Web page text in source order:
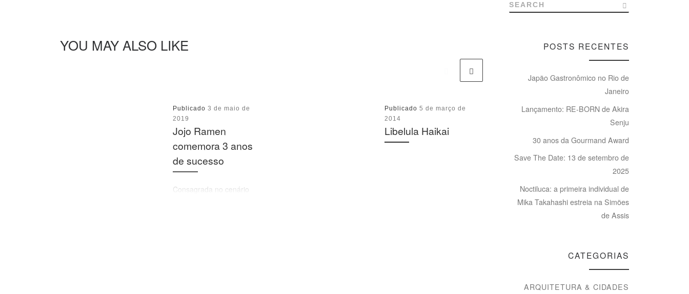
YOU MAY ALSO LIKE
Publicado3 de maio de
2019
Jojo Ramen
comemora 3 anos
de sucesso
Consagrada no cenário
Publicado 5 de março de
2014
Libelula Haikai
Publicado
de 2016
Fim de verão
SEARCH
POSTS RECENTES
Japão Gastronômico no Rio de
Janeiro
Lançamento: RE-BORN de Akira
Senju
30 anos da Gourmand Award
Save The Date: 13 de setembro de
2025
Noctiluca: a primeira individual de
Mika Takahashi estreia na Simões
de Assis
CATEGORIAS
ARQUITETURA & CIDADES